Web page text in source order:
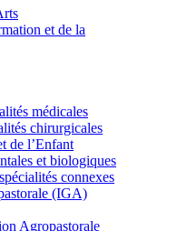
et de la
médicales
chirurgicales
de l’Enfant
et biologiques
connexes
(IGA)
Agropastorale